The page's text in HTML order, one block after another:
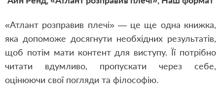
«Атлант розправив плечі» — це ще одна книжка,
яка допоможе досягнути необхідних результатів,
щоб потім мати контент для виступу. Її потрібно
читати вдумливо, пропускати через себе,
оцінюючи свої погляди та філософію.